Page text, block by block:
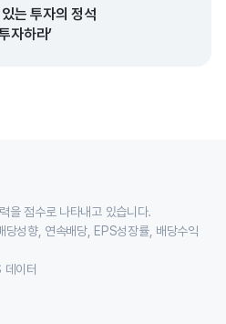
는 투자의 정석
자하라’
을 점수로 나타내고 있습니다.
당성향, 연속배당, EPS성장률, 배당수익
이터